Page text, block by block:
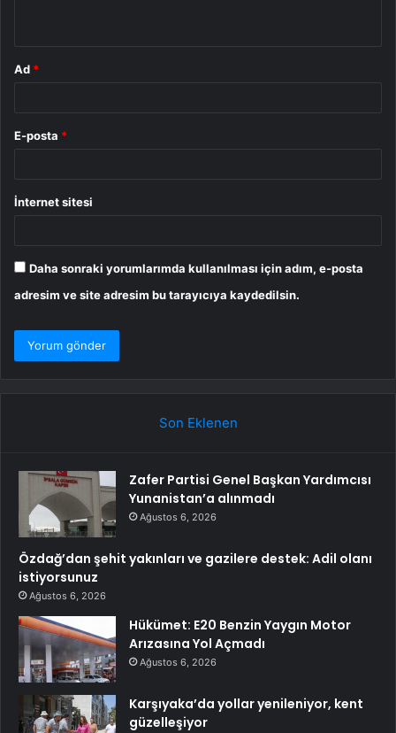
Ad *
E-posta *
İnternet sitesi
Daha sonraki yorumlarımda kullanılması için adım, e-posta
adresim ve site adresim bu tarayıcıya kaydedilsin.
Son Eklenen
Zafer Partisi Genel Başkan Yardımcısı
Yunanistan’a alınmadı
Ağustos 6, 2026
Özdağ’dan şehit yakınları ve gazilere destek: Adil olanı
istiyorsunuz
Ağustos 6, 2026
Hükümet: E20 Benzin Yaygın Motor
Arızasına Yol Açmadı
Ağustos 6, 2026
Karşıyaka’da yollar yenileniyor, kent
güzelleşiyor